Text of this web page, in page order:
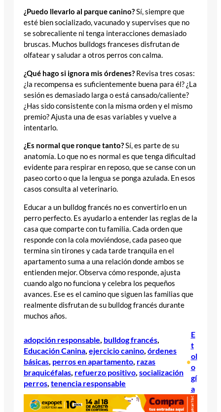
¿Puedo llevarlo al parque canino?Sí, siempre que
esté bien socializado, vacunado y supervises que no
se sobrecaliente ni tenga interacciones demasiado
bruscas. Muchos bulldogs franceses disfrutan de
olfatear y saludar a otros perros con calma.
¿Qué hago si ignora mis órdenes? Revisa tres cosas:
¿la recompensa es suficientemente buena para él? ¿La
sesión es demasiado larga o está cansado/caliente?
¿Has sido consistente con la misma orden y el mismo
premio? Ajusta una de esas variables y vuelve a
intentarlo.
¿Es normal que ronque tanto?Sí, es parte de su
anatomía. Lo que no es normal es que tenga dificultad
evidente para respirar en reposo, que se canse con un
paseo corto o que la lengua se ponga azulada. En esos
casos consulta al veterinario.
Educar a un bulldog francés no es convertirlo en un
perro perfecto. Es ayudarlo a entender las reglas de la
casa que comparte con tu familia. Cada orden que
responde con la cola moviéndose, cada paseo que
termina sin tirones y cada tarde tranquila en el
apartamento suma a una relación donde ambos se
entienden mejor. Observa cómo responde, ajusta
cuando algo no funciona y celebra los pequeños
avances. Ese es el camino que siguen las familias que
realmente disfrutan de su bulldog francés durante
muchos años.
adopción responsable bulldog francés
Educación Canina ejercicio canino órdenes
básicas perros en apartamento razas
braquicéfalas refuerzo positivo socialización
perros tenencia responsable
•
E
t
ol
o
gí
a